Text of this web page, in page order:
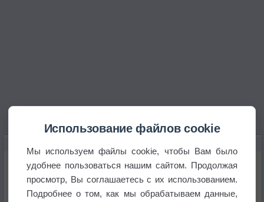
Температура
Давление
Осадки
Использование файлов cookie
Мы используем файлы cookie, чтобы Вам было
удобнее пользоваться нашим сайтом. Продолжая
просмотр, Вы соглашаетесь с их использованием.
Подробнее о том, как мы обрабатываем данные,